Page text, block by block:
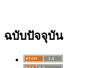
ฉบับปัจจุบัน